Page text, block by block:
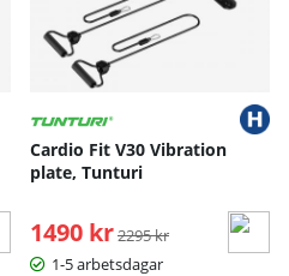
Cardio Fit V30 Vibration
plate, Tunturi
1490 kr Ordinarie pris:
2295 kr
1-5 arbetsdagar